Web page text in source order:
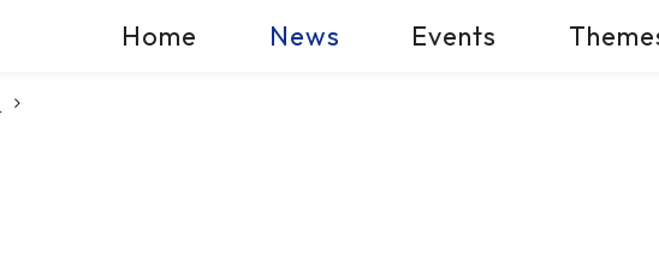
Home News Events